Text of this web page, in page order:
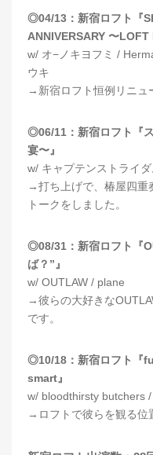
◎04/13：新宿ロフト『
ANNIVERSARY 〜LOFT
w/ オ−ノキヨフミ /
ウキ
→新宿ロフト恒例リニュ
◎06/11：新宿ロフト『
宴〜』
w/ キャプテンストライ
→打ち上げで、椿屋四重
トークをしました。
◎08/31：新宿ロフト『
ば？”』
w/ OUTLAW / plane
→彼らの大好きな
です。
◎10/18：新宿ロフト『
smart』
w/ bloodthirsty butchers
→ロフトで彼らを観る位